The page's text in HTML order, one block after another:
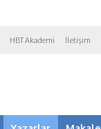
HBT Akademi İletişim